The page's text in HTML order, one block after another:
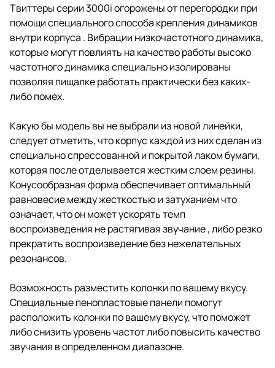
Твиттеры серии 3000i огорожены от перегородки при
помощи специального способа крепления динамиков
внутри корпуса . Вибрации низкочастотного динамика,
которые могут повлиять на качество работы высоко
частотного динамика специально изолированы
позволяя пищалке работать практически без каких-
либо помех.
Какую бы модель вы не выбрали из новой линейки,
следует отметить, что корпус каждой из них сделан из
специально спрессованной и покрытой лаком бумаги,
которая после отделывается жестким слоем резины.
Конусообразная форма обеспечивает оптимальный
равновесие между жесткостью и затуханием что
означает, что он может ускорять темп
воспроизведения не растягивая звучание , либо резко
прекратить воспроизведение без нежелательных
резонансов.
Возможность разместить колонки по вашему вкусу.
Специальные пенопластовые панели помогут
расположить колонки по вашему вкусу, что поможет
либо снизить уровень частот либо повысить качество
звучания в определенном диапазоне.